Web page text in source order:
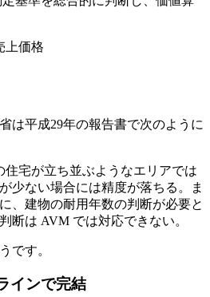
上価格
は平成29年の報告書で次のように
宅が立ち並ぶようなエリアでは
少ない場合には精度が落ちる。ま
、建物の耐用年数の判断が必要と
断は AVM では対応できない。
です。
インで完結